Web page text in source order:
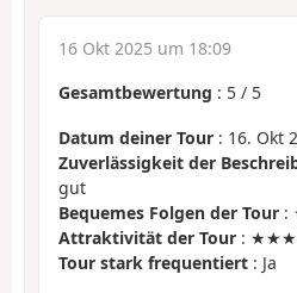
16 Okt 2025 um 18:09
Gesamtbewertung : 5 / 5
Datum deiner Tour : 16. Okt
Zuverlässigkeit der
gut
Bequemes Folgen der Tour :
Attraktivität der Tour :
Tour stark frequentiert : Ja